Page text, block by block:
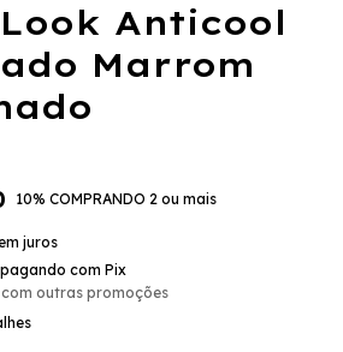
Anticool
Marrom
10% COMPRANDO 2 ou mais
juros
com Pix
outras promoções